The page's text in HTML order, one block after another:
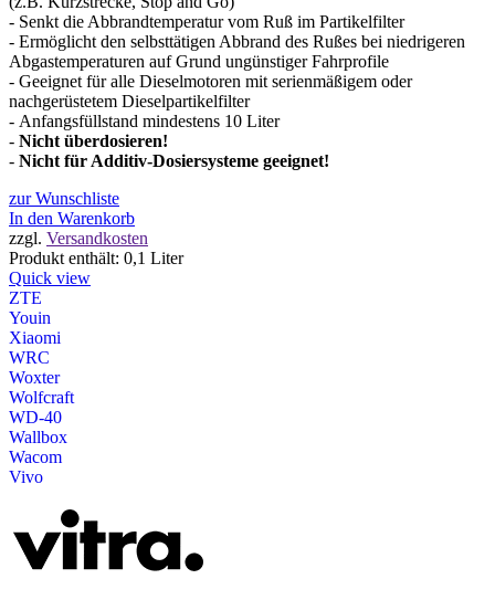
- Senkt die Abbrandtemperatur vom Ruß im Partikelfilter
- Ermöglicht den selbsttätigen Abbrand des Rußes bei niedrigeren
Abgastemperaturen auf Grund ungünstiger Fahrprofile
- Geeignet für alle Dieselmotoren mit serienmäßigem oder
nachgerüstetem Dieselpartikelfilter
- Anfangsfüllstand mindestens 10 Liter
- Nicht überdosieren!
- Nicht für Additiv-Dosiersysteme geeignet!
zur Wunschliste
In den Warenkorb
zzgl. Versandkosten
Produkt enthält: 0,1 Liter
Quick view
ZTE
Youin
Xiaomi
WRC
Woxter
Wolfcraft
WD-40
Wallbox
Wacom
Vivo